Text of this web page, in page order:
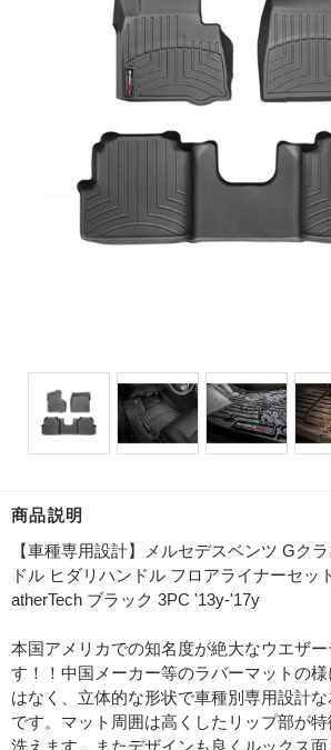
商品説明
【車種専用設計】メルセデスベンツ Gク
ドル ヒダリハンドル フロアライナーセッ
atherTech ブラック 3PC '13y-'17y
本国アメリカでの知名度が絶大なウエザ
す！！中国メーカー等のラバーマットの
はなく、立体的な形状で車種別専用設計
です。マット周囲は高くしたリップ部が
洗えます。またデザインも良くルックス面